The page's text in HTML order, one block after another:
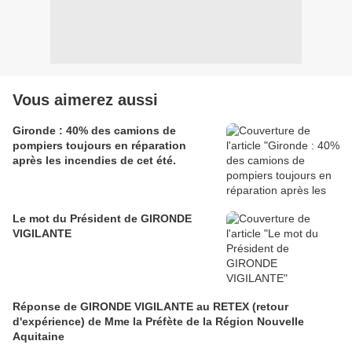
Vous aimerez aussi
Gironde : 40% des camions de
pompiers toujours en réparation
après les incendies de cet été.
Le mot du Président de GIRONDE
VIGILANTE
Réponse de GIRONDE VIGILANTE au RETEX (retour
d'expérience) de Mme la Préfète de la Région Nouvelle
Aquitaine